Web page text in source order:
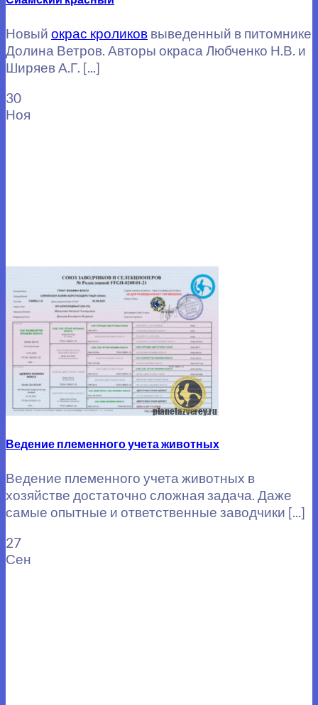
Новый окрас кроликов выведенный в питомнике
Долина Ветров. Авторы окраса Любченко Н.В. и
Ширяев А.Г. [...]
30
Ноя
Ведение племенного учета животных
Ведение племенного учета животных в
хозяйстве достаточно сложная задача. Даже
самые опытные и ответственные заводчики [...]
27
Сен